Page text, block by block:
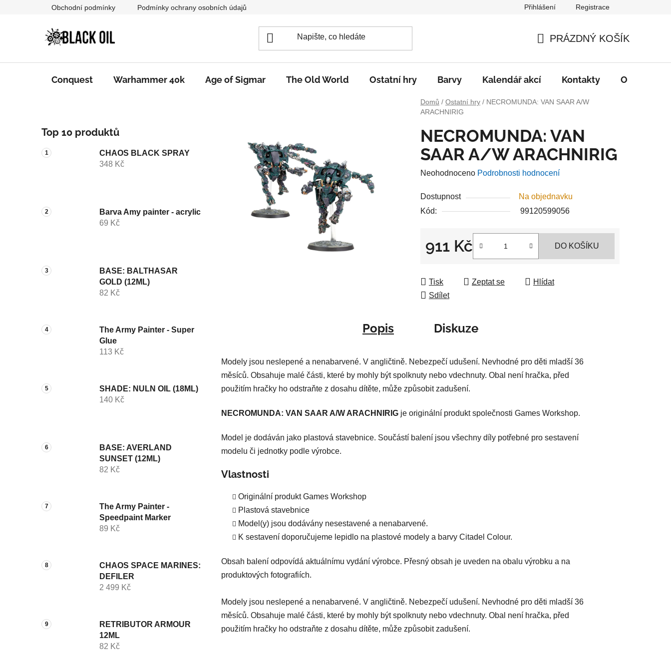
Obchodní podmínky Podmínky ochrany osobních údajů Přihlášení Registrace
KOŠÍK
PRÁZDNÝ KOŠÍK
Conquest Warhammer 40k Age of Sigmar The Old World Ostatní hry Barvy Kalendář akcí Kontakty O nás
Domů / Ostatní hry / NECROMUNDA: VAN SAAR A/W
ARACHNIRIG
o
s
t
n
n
e
Top 10 produktů
CHAOS BLACK SPRAY
348 Kč
Barva Amy painter - acrylic
69 Kč
BASE: BALTHASAR
GOLD (12ML)
82 Kč
The Army Painter - Super
Glue
113 Kč
SHADE: NULN OIL (18ML)
140 Kč
BASE: AVERLAND
SUNSET (12ML)
82 Kč
The Army Painter -
Speedpaint Marker
89 Kč
CHAOS SPACE MARINES:
DEFILER
2 499 Kč
RETRIBUTOR ARMOUR
12ML
82 Kč
NECROMUNDA: VAN
SAAR A/W ARACHNIRIG
Průměrné
produktu
je
Neohodnoceno Podrobnosti hodnocení
Dostupnost
Na objednavku
Kód:
99120599056
911 Kč DO KOŠÍKU
Tisk Zeptat se
Hlídat
Sdílet
Popis Diskuze
Modely jsou neslepené a nenabarvené. V angličtině. Nebezpečí udušení. Nevhodné pro děti mladší 36
měsíců. Obsahuje malé části, které by mohly být spolknuty nebo vdechnuty. Obal není hračka, před
použitím hračky ho odstraňte z dosahu dítěte, může způsobit zadušení.
NECROMUNDA: VAN SAAR A/W ARACHNIRIG je originální produkt společnosti Games Workshop.
Model je dodáván jako plastová stavebnice. Součástí balení jsou všechny díly potřebné pro sestavení
modelu či jednotky podle výrobce.
Vlastnosti
Originální produkt Games Workshop
Plastová stavebnice
Model(y) jsou dodávány nesestavené a nenabarvené.
K sestavení doporučujeme lepidlo na plastové modely a barvy Citadel Colour.
Obsah balení odpovídá aktuálnímu vydání výrobce. Přesný obsah je uveden na obalu výrobku a na
produktových fotografiích.
Modely jsou neslepené a nenabarvené. V angličtině. Nebezpečí udušení. Nevhodné pro děti mladší 36
měsíců. Obsahuje malé části, které by mohly být spolknuty nebo vdechnuty. Obal není hračka, před
použitím hračky ho odstraňte z dosahu dítěte, může způsobit zadušení.